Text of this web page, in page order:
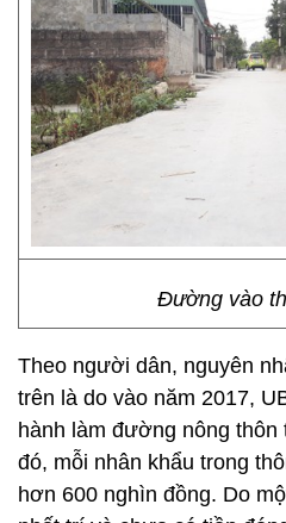
Đường vào
Theo người dân, nguyên
trên là do vào năm 2017,
hành làm đường nông
đó, mỗi nhân khẩu trong
hơn 600 nghìn đồng. Do